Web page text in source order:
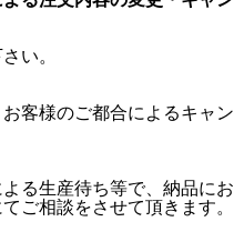
い。
客様のご都合によるキャン
る生産待ち等で、納品にお
ご相談をさせて頂きます。